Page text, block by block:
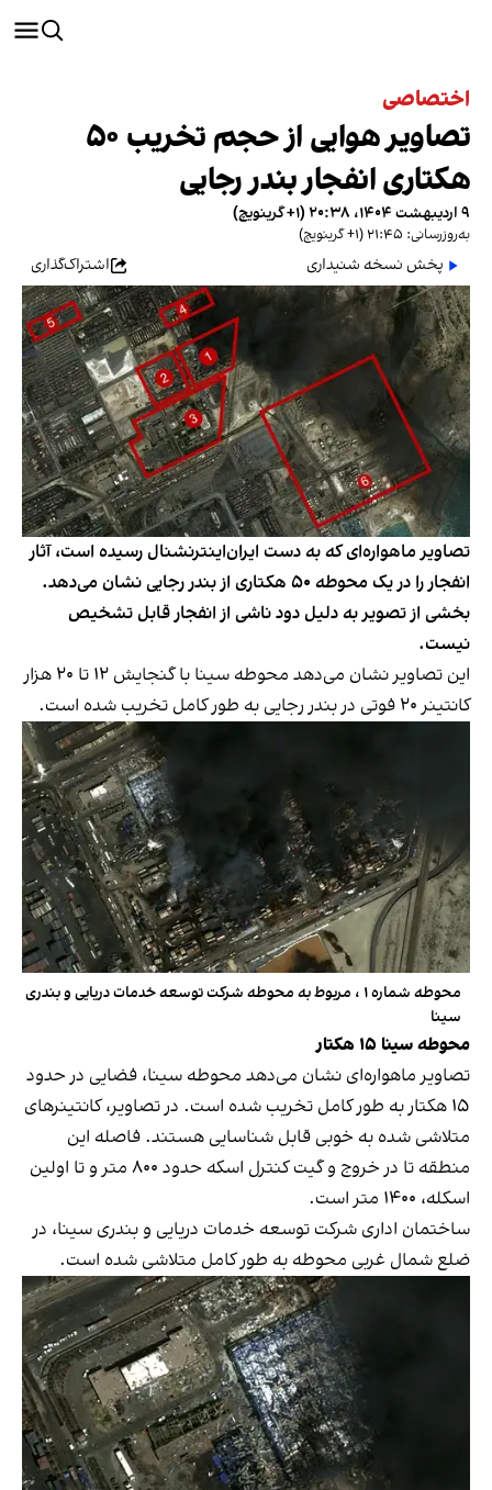
اختصاصی
تصاویر هوایی از حجم تخریب ۵۰
هکتاری انفجار بندر رجایی
۹ اردیبهشت ۱۴۰۴، ۲۰:۳۸ (‎+۱ گرینویچ)
به‌روزرسانی: ۲۱:۴۵ (‎+۱ گرینویچ)
پخش نسخه شنیداری اشتراک‌گذاری
تصاویر ماهواره‌ای که به دست ایران‌اینترنشنال رسیده است، آثار
انفجار را در یک محوطه ۵۰ هکتاری از بندر رجایی نشان می‌دهد.
بخشی از تصویر به دلیل دود ناشی از انفجار قابل تشخیص
نیست.
این تصاویر نشان می‌دهد محوطه سینا با گنجایش ۱۲ تا ۲۰ هزار
کانتینر ۲۰ فوتی در بندر رجایی به طور کامل تخریب شده است.
محوطه شماره ۱ ، مربوط به محوطه شرکت توسعه خدمات دریایی و بندری
سینا
محوطه سینا ۱۵ هکتار
تصاویر ماهواره‌ای نشان می‌دهد محوطه سینا، فضایی در حدود
۱۵ هکتار به طور کامل تخریب شده است. در تصاویر، کانتینرهای
متلاشی‌ شده به خوبی قابل شناسایی هستند. فاصله این
منطقه تا در خروج و گیت کنترل اسکه حدود ۸۰۰ متر و تا اولین
اسکله، ۱۴۰۰ متر است.
ساختمان اداری شرکت توسعه خدمات دریایی و بندری سینا، در
ضلع شمال غربی محوطه به طور کامل متلاشی شده است.